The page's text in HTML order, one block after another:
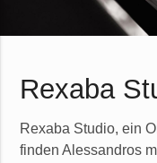
Rexaba
Rexaba Studio, ein
finden Alessandros